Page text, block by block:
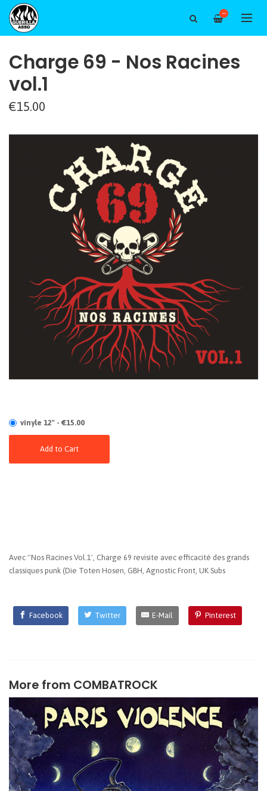
—
Charge 69 - Nos Racines
vol.1
€15.00
vinyle 12" - €15.00
Add to Cart
Avec ''Nos Racines Vol.1', Charge 69 revisite avec efficacité des grands
classiques punk (Die Toten Hosen, GBH, Agnostic Front, UK Subs
Facebook Twitter E-Mail Pinterest
More from COMBATROCK